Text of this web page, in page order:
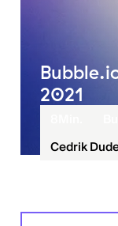
2021
Cedrik